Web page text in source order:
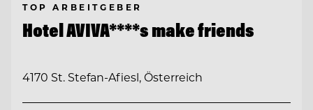
TOP ARBEITGEBER
Hotel AVIVA****s make friends
4170 St. Stefan-Afiesl, Österreich